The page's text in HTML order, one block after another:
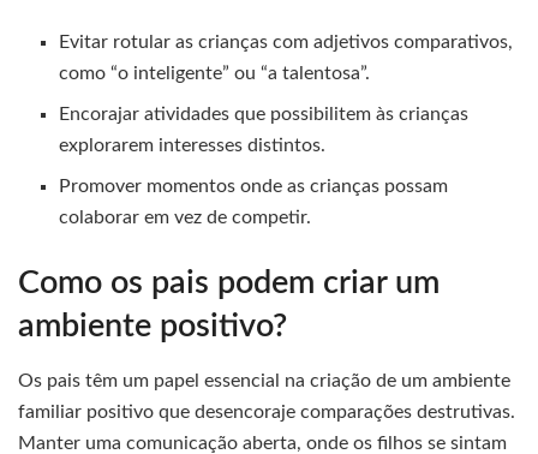
Evitar rotular as crianças com adjetivos comparativos,
como “o inteligente” ou “a talentosa”.
Encorajar atividades que possibilitem às crianças
explorarem interesses distintos.
Promover momentos onde as crianças possam
colaborar em vez de competir.
Como os pais podem criar um
ambiente positivo?
Os pais têm um papel essencial na criação de um ambiente
familiar positivo que desencoraje comparações destrutivas.
Manter uma comunicação aberta, onde os filhos se sintam